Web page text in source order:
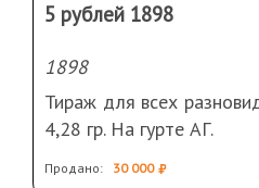
5 рублей 1898
1898
Тираж для всех
4,28 гр. На гурте АГ.
Продано: 30 000